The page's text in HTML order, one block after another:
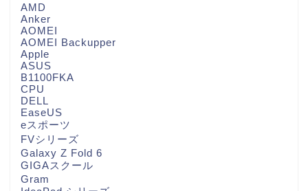
AMD
Anker
AOMEI
AOMEI Backupper
Apple
ASUS
B1100FKA
CPU
DELL
EaseUS
eスポーツ
FVシリーズ
Galaxy Z Fold 6
GIGAスクール
Gram